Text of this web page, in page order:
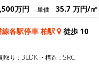
万円 単価 35.7 万円/㎡
線各駅停車 柏駅
徒歩 10
取り： 3LDK ・構造： SRC